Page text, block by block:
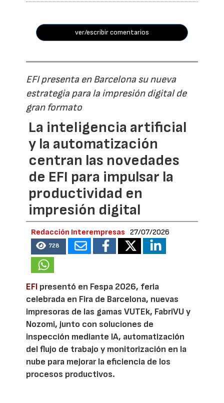
ver/escribir comentarios
EFI presenta en Barcelona su nueva
estrategia para la impresión digital de
gran formato
La inteligencia artificial
y la automatización
centran las novedades
de EFI para impulsar la
productividad en
impresión digital
Redacción Interempresas 27/07/2026
728
EFI presentó en Fespa 2026, feria
celebrada en Fira de Barcelona, nuevas
impresoras de las gamas VUTEk, FabriVU y
Nozomi, junto con soluciones de
inspección mediante IA, automatización
del flujo de trabajo y monitorización en la
nube para mejorar la eficiencia de los
procesos productivos.